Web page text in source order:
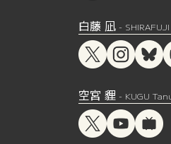
白藤 凪-
空宮 貍- KUGU